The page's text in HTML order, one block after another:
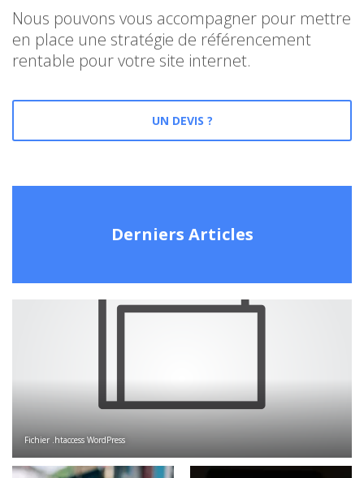
Nous pouvons vous accompagner pour mettre
en place une stratégie de référencement
rentable pour votre site internet.
UN DEVIS ?
Derniers Articles
Fichier .htaccess WordPress